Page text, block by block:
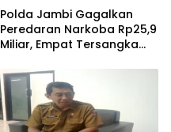
Polda Jambi Gagalkan
Peredaran Narkoba Rp25,9
Miliar, Empat Tersangka